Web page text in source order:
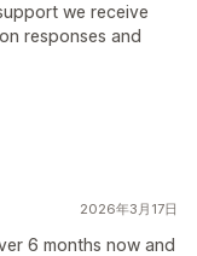
we receive
responses and
2026年3月17日
6 months now and